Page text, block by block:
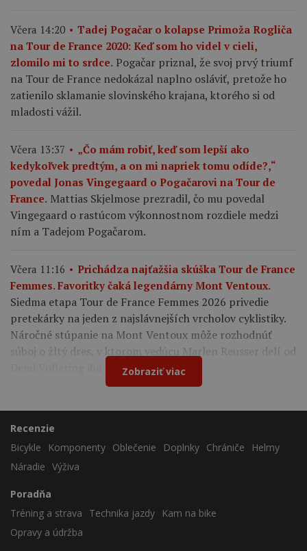
Včera 14:20
Tadej Pogačar o kolapse Primoža Rogliča
na Tour de France 2020: Keď som ho videl v cieli,
zlomilo mi to srdce. Pogačar priznal, že svoj prvý triumf
na Tour de France nedokázal naplno osláviť, pretože ho
zatienilo sklamanie slovinského krajana, ktorého si od
mladosti vážil.
Včera 13:37
„Čo mám robiť, keď som lepší ako
kedykoľvek predtým, a on mi napriek tomu odíde?,“
povedal Jonas Vingegaard o Pogačarovi na Tour de
France. Mattias Skjelmose prezradil, čo mu povedal
Vingegaard o rastúcom výkonnostnom rozdiele medzi
ním a Tadejom Pogačarom.
Včera 11:16
Prichádza najťažšia skúška Tour de France
Femmes. Favoritky čaká legendárny Mont Ventoux.
Siedma etapa Tour de France Femmes 2026 privedie
pretekárky na jeden z najslávnejších vrcholov cyklistiky.
Náročné stúpanie na Mont Ventoux môže rozhodnúť
súboj o žltý dres, v ktorom vedúcu Marlen Reusser delí od
Demi Vollering iba 12 sekúnd.
Zobraziť viac
Recenzie
Bicykle
Komponenty Oblečenie Doplnky Chrániče
Helmy
Náradie Výživa
Poradňa
Tréning a strava
Technika jazdy
Kam na bike
Opravy a údržba